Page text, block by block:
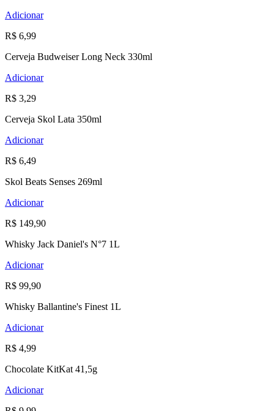
Adicionar
R$ 6,99
Cerveja Budweiser Long Neck 330ml
Adicionar
R$ 3,29
Cerveja Skol Lata 350ml
Adicionar
R$ 6,49
Skol Beats Senses 269ml
Adicionar
R$ 149,90
Whisky Jack Daniel's N°7 1L
Adicionar
R$ 99,90
Whisky Ballantine's Finest 1L
Adicionar
R$ 4,99
Chocolate KitKat 41,5g
Adicionar